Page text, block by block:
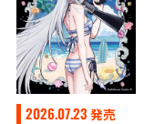
2026.07.23 発売